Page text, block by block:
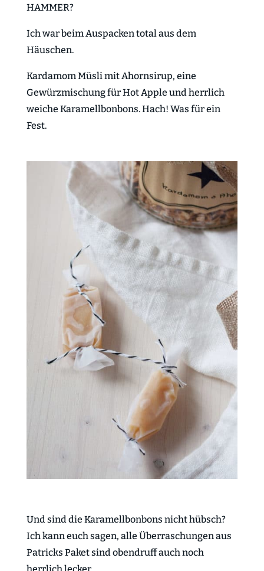
HAMMER?
Ich war beim Auspacken total aus dem
Häuschen.
Kardamom Müsli mit Ahornsirup, eine
Gewürzmischung für Hot Apple und herrlich
weiche Karamellbonbons. Hach! Was für ein
Fest.
Und sind die Karamellbonbons nicht hübsch?
Ich kann euch sagen, alle Überraschungen aus
Patricks Paket sind obendruff auch noch